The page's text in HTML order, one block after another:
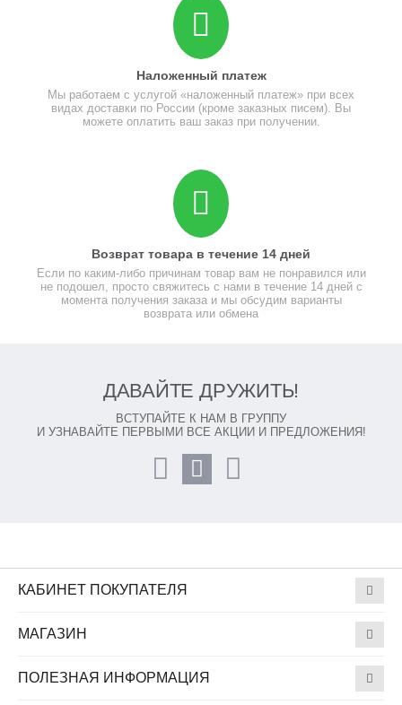
Наложенный платеж
Мы работаем с услугой «наложенный платеж» при всех
видах доставки по России (кроме заказных писем). Вы
можете оплатить ваш заказ при получении.
Возврат товара в течение 14 дней
Если по каким-либо причинам товар вам не понравился или
не подошел, просто свяжитесь с нами в течение 14 дней с
момента получения заказа и мы обсудим варианты
возврата или обмена
ДАВАЙТЕ ДРУЖИТЬ!
ВСТУПАЙТЕ К НАМ В ГРУППУ
И УЗНАВАЙТЕ ПЕРВЫМИ ВСЕ АКЦИИ И ПРЕДЛОЖЕНИЯ!
КАБИНЕТ ПОКУПАТЕЛЯ
МАГАЗИН
ПОЛЕЗНАЯ ИНФОРМАЦИЯ